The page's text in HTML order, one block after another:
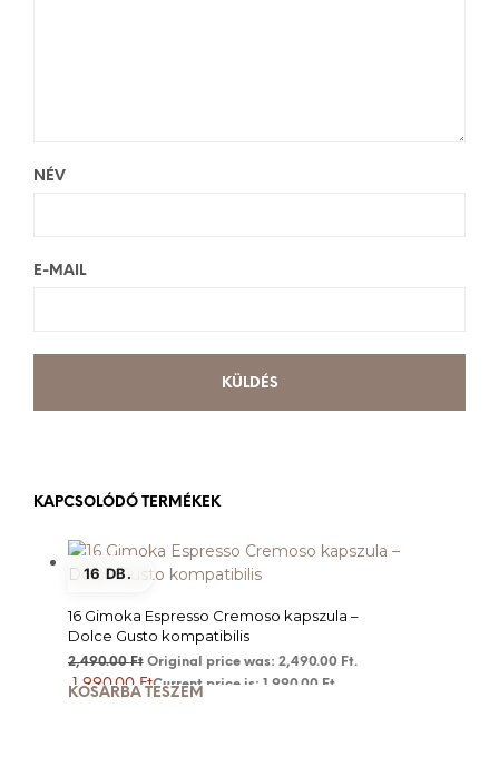
NÉV
E-MAIL
KAPCSOLÓDÓ TERMÉKEK
16 DB.
16 Gimoka Espresso Cremoso kapszula –
Dolce Gusto kompatibilis
2,490.00Ft Original price was: 2,490.00 Ft.
1,990.00FtCurrent price is: 1,990.00 Ft.
KOSÁRBA TESZEM